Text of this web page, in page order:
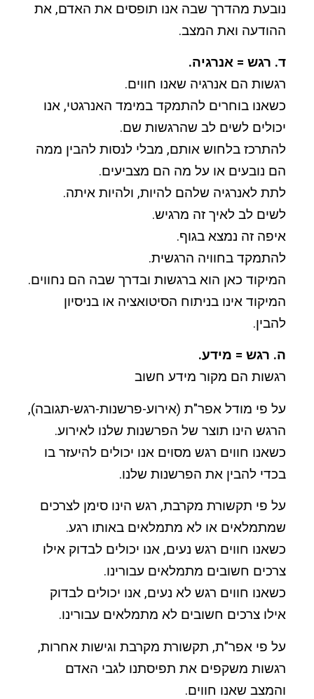
נובעת מהדרך שבה אנו תופסים את האדם, את
ההודעה ואת המצב.
ד. רגש = אנרגיה.
רגשות הם אנרגיה שאנו חווים.
כשאנו בוחרים להתמקד במימד האנרגטי, אנו
יכולים לשים לב שהרגשות שם.
להתרכז בלחוש אותם, מבלי לנסות להבין ממה
הם נובעים או על מה הם מצביעים.
לתת לאנרגיה שלהם להיות, ולהיות איתה.
לשים לב לאיך זה מרגיש.
איפה זה נמצא בגוף.
להתמקד בחוויה הרגשית.
המיקוד כאן הוא ברגשות ובדרך שבה הם נחווים.
המיקוד אינו בניתוח הסיטואציה או בניסיון
להבין.
ה. רגש = מידע.
רגשות הם מקור מידע חשוב
על פי מודל אפר"ת (אירוע-פרשנות-רגש-תגובה),
הרגש הינו תוצר של הפרשנות שלנו לאירוע.
כשאנו חווים רגש מסוים אנו יכולים להיעזר בו
בכדי להבין את הפרשנות שלנו.
על פי תקשורת מקרבת, רגש הינו סימן לצרכים
שמתמלאים או לא מתמלאים באותו רגע.
כשאנו חווים רגש נעים, אנו יכולים לבדוק אילו
צרכים חשובים מתמלאים עבורינו.
כשאנו חווים רגש לא נעים, אנו יכולים לבדוק
אילו צרכים חשובים לא מתמלאים עבורינו.
על פי אפר"ת, תקשורת מקרבת וגישות אחרות,
רגשות משקפים את תפיסתנו לגבי האדם
והמצב שאנו חווים.